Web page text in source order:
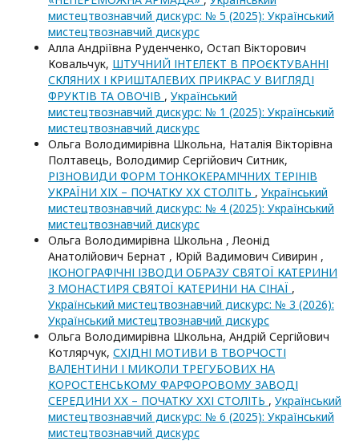
мистецтвознавчий дискурс: № 5 (2025): Український
мистецтвознавчий дискурс
Алла Андріївна Руденченко, Остап Вікторович
Ковальчук, ШТУЧНИЙ ІНТЕЛЕКТ В ПРОЄКТУВАННІ
СКЛЯНИХ І КРИШТАЛЕВИХ ПРИКРАС У ВИГЛЯДІ
ФРУКТІВ ТА ОВОЧІВ , Український
мистецтвознавчий дискурс: № 1 (2025): Український
мистецтвознавчий дискурс
Ольга Володимирівна Школьна, Наталія Вікторівна
Полтавець, Володимир Сергійович Ситник,
РІЗНОВИДИ ФОРМ ТОНКОКЕРАМІЧНИХ ТЕРІНІВ
УКРАЇНИ ХІХ – ПОЧАТКУ ХХ СТОЛІТЬ , Український
мистецтвознавчий дискурс: № 4 (2025): Український
мистецтвознавчий дискурс
Ольга Володимирівна Школьна , Леонід
Анатолійович Бернат , Юрій Вадимович Сивирин ,
ІКОНОГРАФІЧНІ ІЗВОДИ ОБРАЗУ СВЯТОЇ КАТЕРИНИ
З МОНАСТИРЯ СВЯТОЇ КАТЕРИНИ НА СІНАЇ ,
Український мистецтвознавчий дискурс: № 3 (2026):
Український мистецтвознавчий дискурс
Ольга Володимирівна Школьна, Андрій Сергійович
Котлярчук, СХІДНІ МОТИВИ В ТВОРЧОСТІ
ВАЛЕНТИНИ І МИКОЛИ ТРЕГУБОВИХ НА
КОРОСТЕНСЬКОМУ ФАРФОРОВОМУ ЗАВОДІ
СЕРЕДИНИ ХХ – ПОЧАТКУ ХХІ СТОЛІТЬ , Український
мистецтвознавчий дискурс: № 6 (2025): Український
мистецтвознавчий дискурс